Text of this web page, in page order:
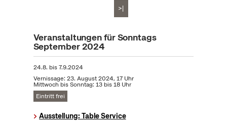
>|
Veranstaltungen für Sonntags
September 2024
24.8. bis7.9.2024
Vernissage: 23. August 2024, 17 Uhr
Mittwoch bis Sonntag: 13 bis 18 Uhr
Eintritt frei
Ausstellung: Table Service